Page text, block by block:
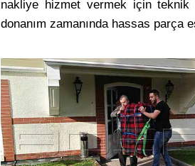
nakliye hizmet vermek için teknik
donanım zamanında hassas parça